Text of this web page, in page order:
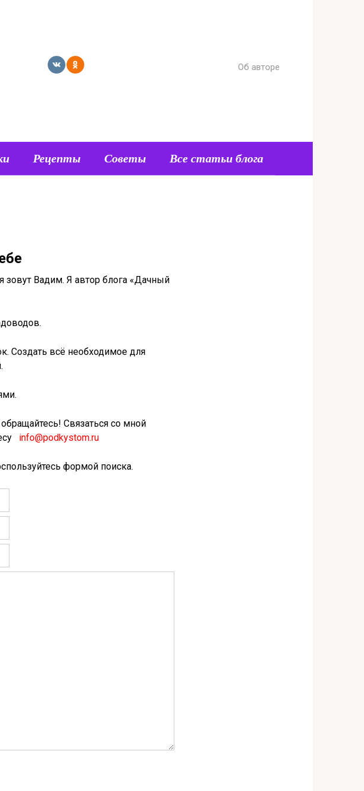
Об авторе
Рецепты Советы Все статьи блога
зовут Вадим. Я автор блога «Дачный
Создать всё необходимое для
Связаться со мной
info@podkystom.ru
формой поиска.